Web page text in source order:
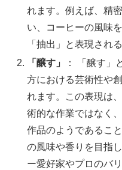
れます。例えば、精
い、コーヒーの風味
「抽出」と表現され
「醸す」
： 「醸す」
方における芸術性や
れます。この表現は
術的な作業ではなく
作品のようであるこ
の風味や香りを目指
ー愛好家やプロのバ